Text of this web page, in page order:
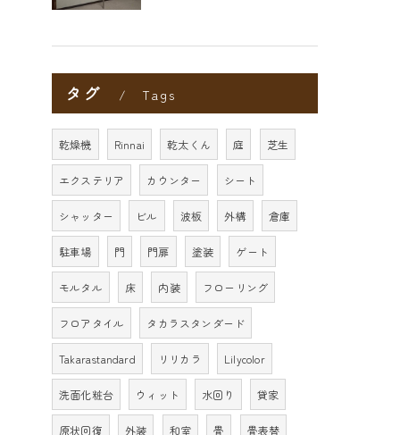
タグ Tags
乾燥機 Rinnai 乾太くん 庭 芝生
エクステリア カウンター シート
シャッター ビル 波板 外構 倉庫
駐車場 門 門扉 塗装 ゲート
モルタル 床 内装 フローリング
フロアタイル タカラスタンダード
Takarastandard リリカラ Lilycolor
洗面化粧台 ウィット 水回り 貸家
原状回復 外装 和室 畳 畳表替